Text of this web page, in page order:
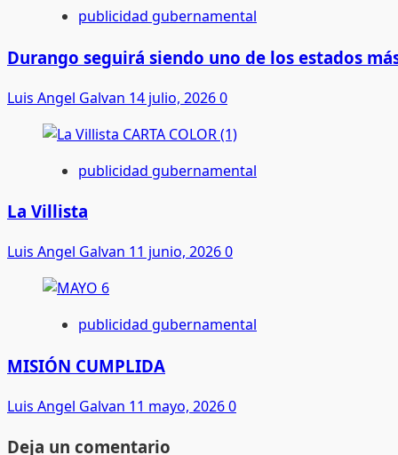
publicidad gubernamental
Durango seguirá siendo uno de los estados
Luis Angel Galvan 14 julio, 20260
publicidad gubernamental
La Villista
Luis Angel Galvan 11 junio, 20260
publicidad gubernamental
MISIÓN CUMPLIDA
Luis Angel Galvan 11 mayo, 20260
Deja un comentario